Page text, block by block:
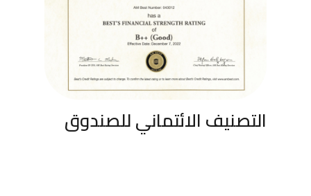
التصنيف الائتماني للصندوق